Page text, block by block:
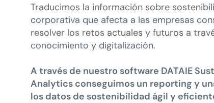
Traducimos la información sobre
corporativa que afecta a las empresas
resolver los retos actuales y futuros a
conocimiento y digitalización.
A través de nuestro software DATAIE
Analytics conseguimos un reporting y
los datos de sostenibilidad ágil y